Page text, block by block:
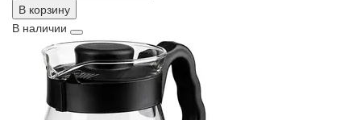
В корзину
В наличии